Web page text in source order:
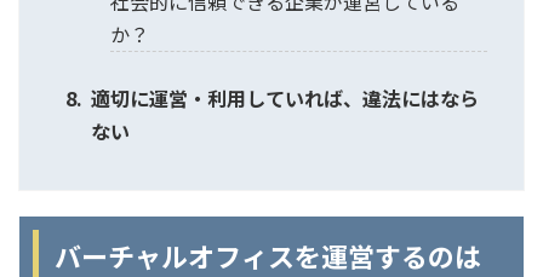
か？
適切に運営・利用していれば、違法にはなら
ない
バーチャルオフィスを運営するのは